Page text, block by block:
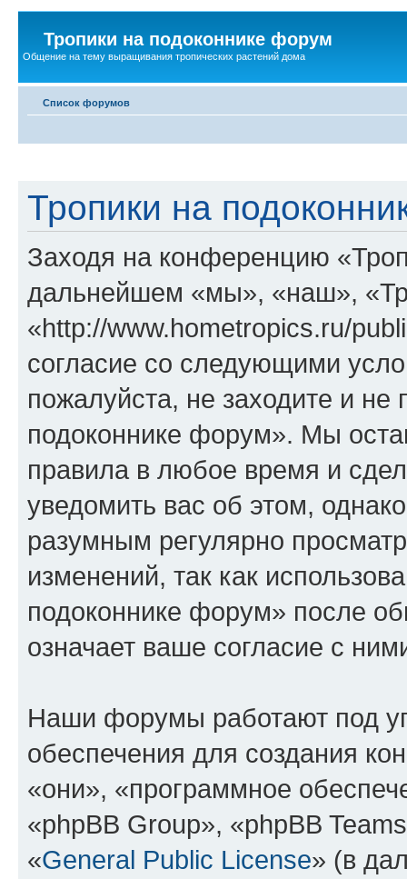
Тропики на подоконнике форум
Общение на тему выращивания тропических растений дома
Список форумов
Тропики на
Заходя на конференцию
дальнейшем «мы», «наш»,
«http://www.hometropics.ru/
согласие со следующими
пожалуйста, не заходите и
подоконнике форум». Мы
правила в любое время и
уведомить вас об этом,
разумным регулярно
изменений, так как
подоконнике форум» после
означает ваше согласие с
Наши форумы работают под
обеспечения для создания
«они», «программное
«phpBB Group», «phpBB
«General Public License» (в